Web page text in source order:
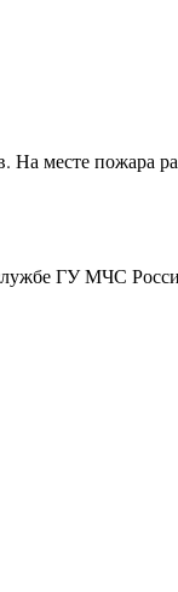
На месте
ГУ МЧС